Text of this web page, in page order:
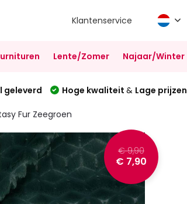
Klantenservice
Lente/Zomer Najaar/Winter
geleverd Hoge kwaliteit & Lage prijzen
Fur Zeegroen
€ 9,90
€ 7,90